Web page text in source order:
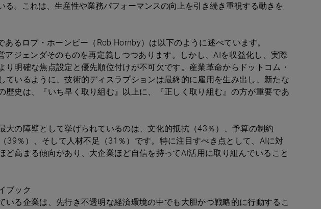
る。これは、生産性や業務パフォーマンスの向上を引き続き重視する動きを
あるロブ・ホーンビー（Rob Hornby）は以下のように述べています。
アジェンダそのものを再定義しつつあります。しかし、AIを収益化し、実際
り明確な焦点設定と優先順位付けが不可欠です。産業革命からドットコム・
ているように、技術的ディスラプションは最終的に雇用を生み出し、新たな
歴史は、『いち早く取り組む』以上に、『正しく取り組む』の方が重要であ
大の障壁として挙げられているのは、文化的抵抗（43％）、予算の制約
39％）、そして人材不足（31％）です。特に注目すべき点として、AIに対
ど高まる傾向があり、大企業ほど自信を持ってAI活用に取り組んでいること
ブック
いる企業は、先行き不透明な経済環境の中でも大胆かつ戦略的に行動するこ